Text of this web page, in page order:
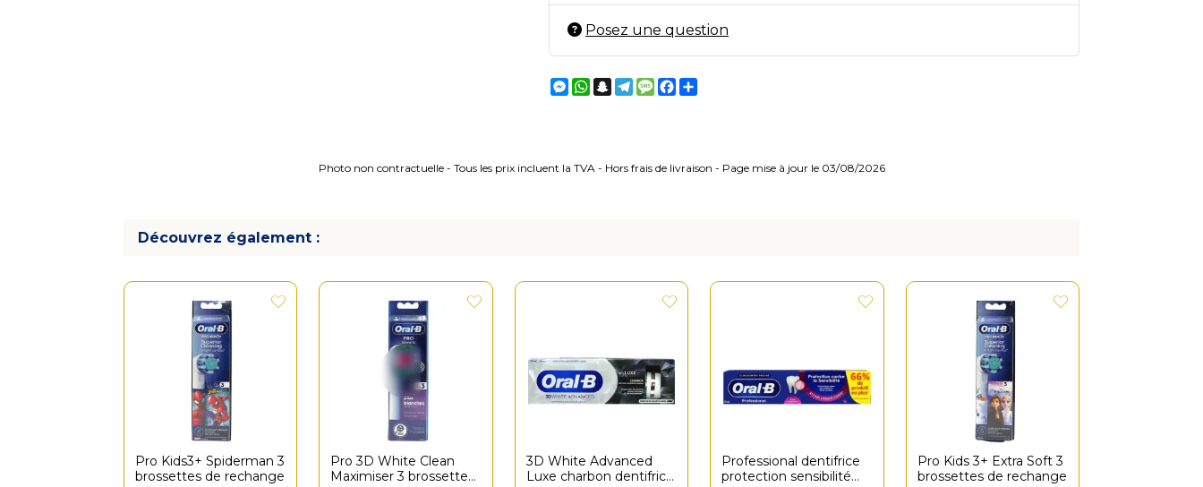
Posez une question
Messenger
WhatsApp
Snapchat
Telegram
MessageFacebook
Photo non contractuelle - Tous les prix incluent la TVA - Hors frais de livraison - Page mise à jour le 03/08/2026
Découvrez également :
Pro Kids3+ Spiderman 3
brossettes de rechange
Pro 3D White Clean
Maximiser 3 brossettes
3D White Advanced
Luxe charbon dentifrice
Professional dentifrice
protection sensibilité
Pro Kids 3+ Extra Soft 3
brossettes de rechange